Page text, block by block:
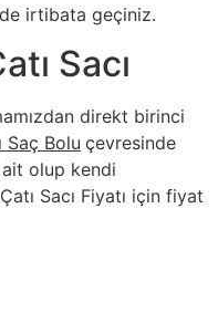
irtibata geçiniz.
Sacı
direkt birinci
Saç Bolu çevresinde
olup kendi
Sacı Fiyatı için fiyat